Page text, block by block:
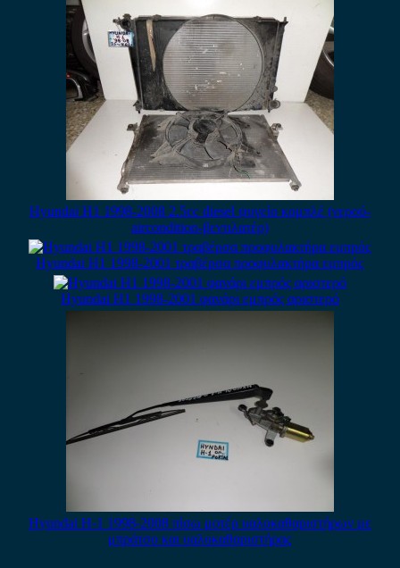
Hyundai H1 1998-2008 2.5cc diesel ψυγείο κομπλέ (νερού-
aircondition-βεντιλατέρ)
Hyundai H1 1998-2001 τραβέρσα προφυλακτήρα εμπρός
Hyundai H1 1998-2001 φανάρι εμπρός αριστερό
Hyundai H-1 1998-2008 πίσω μοτέρ υαλοκαθαριστήρων με
μπράτσο και υαλοκαθαριστήρας